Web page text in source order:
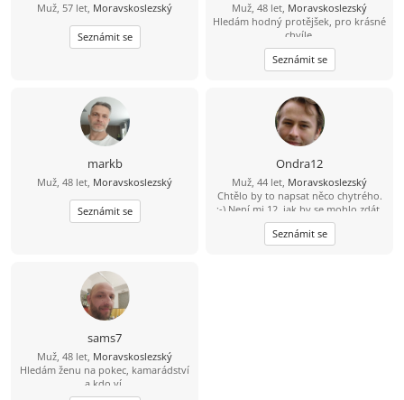
Muž, 57 let, Moravskoslezský
Seznámit se
Muž, 48 let, Moravskoslezský
Hledám hodný protějšek, pro krásné
chvíle.
Seznámit se
markb
Muž, 48 let, Moravskoslezský
Seznámit se
Ondra12
Muž, 44 let, Moravskoslezský
Chtělo by to napsat něco chytrého.
:-) Není mi 12, jak by se mohlo zdát,
jsem o něco starší. Rád poznám
slečnu s níž bych mohl trávit volné
chvíle ve společnosti přátel či o
Seznámit se
sams7
Muž, 48 let, Moravskoslezský
Hledám ženu na pokec, kamarádství
a kdo ví.